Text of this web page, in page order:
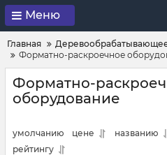
Меню
Главная
Форматно-раскроечное
Форматно-
оборудование
умолчанию цене
названию
рейтингу